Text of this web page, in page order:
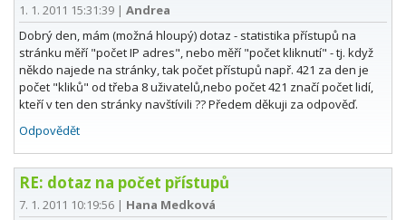
1. 1. 2011 15:31:39 | Andrea
Dobrý den, mám (možná hloupý) dotaz - statistika přístupů na
stránku měří "počet IP adres", nebo měří "počet kliknutí" - tj. když
někdo najede na stránky, tak počet přístupů např. 421 za den je
počet "kliků" od třeba 8 uživatelů,nebo počet 421 značí počet lidí,
kteří v ten den stránky navštívili ?? Předem děkuji za odpověď.
Odpovědět
RE: dotaz na počet přístupů
7. 1. 2011 10:19:56 | Hana Medková